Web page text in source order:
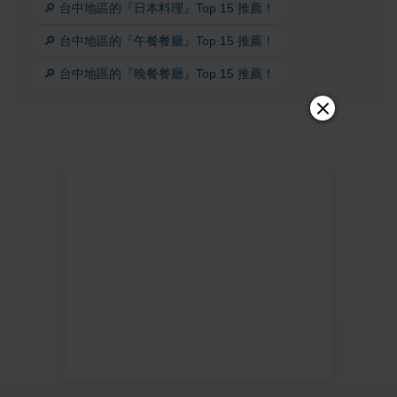
🔎 台中地區的『日本料理』Top 15 推薦！
🔎 台中地區的『午餐餐廳』Top 15 推薦！
🔎 台中地區的『晚餐餐廳』Top 15 推薦！